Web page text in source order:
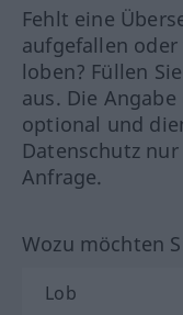
Fehlt eine
aufgefallen
loben? Füllen
aus. Die
optional und
Datenschutz
Anfrage.
Wozu möchten